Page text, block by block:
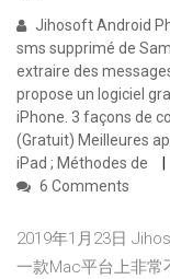
Jihosoft Android
sms supprimé de
extraire des
propose un logiciel
iPhone. 3 façons de
(Gratuit) Meilleures
iPad ; Méthodes de
6 Comments
2019年1月23日
一款Mac平台上非